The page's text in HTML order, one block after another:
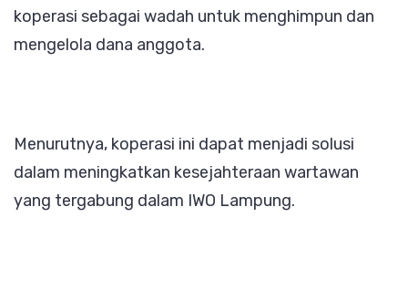
koperasi sebagai wadah untuk menghimpun dan
mengelola dana anggota.
Menurutnya, koperasi ini dapat menjadi solusi
dalam meningkatkan kesejahteraan wartawan
yang tergabung dalam IWO Lampung.